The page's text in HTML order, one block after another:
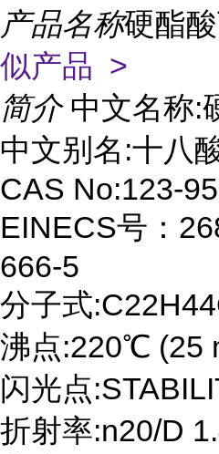
产品名称硬酯
似产品 >
简介 中文名称:
中文别名:十八
CAS No:123-
EINECS号：
666-5
分子式
沸点:220℃ (25
闪光点
折射率:n20/D